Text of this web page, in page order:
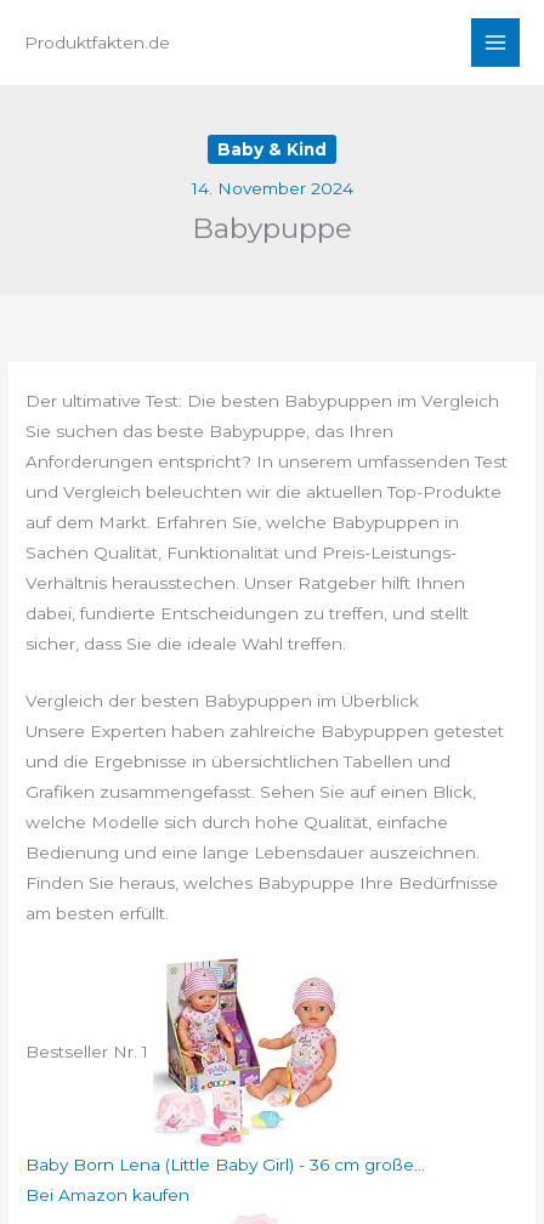
InhaltProduktfakten.de
Baby & Kind
14. November 2024
Babypuppe
Der ultimative Test: Die besten Babypuppen im Vergleich
Sie suchen das beste Babypuppe, das Ihren
Anforderungen entspricht? In unserem umfassenden Test
und Vergleich beleuchten wir die aktuellen Top-Produkte
auf dem Markt. Erfahren Sie, welche Babypuppen in
Sachen Qualität, Funktionalität und Preis-Leistungs-
Verhältnis herausstechen. Unser Ratgeber hilft Ihnen
dabei, fundierte Entscheidungen zu treffen, und stellt
sicher, dass Sie die ideale Wahl treffen.
Vergleich der besten Babypuppen im Überblick
Unsere Experten haben zahlreiche Babypuppen getestet
und die Ergebnisse in übersichtlichen Tabellen und
Grafiken zusammengefasst. Sehen Sie auf einen Blick,
welche Modelle sich durch hohe Qualität, einfache
Bedienung und eine lange Lebensdauer auszeichnen.
Finden Sie heraus, welches Babypuppe Ihre Bedürfnisse
am besten erfüllt.
Bestseller Nr. 1
Baby Born Lena (Little Baby Girl) - 36 cm große...
Bei Amazon kaufen